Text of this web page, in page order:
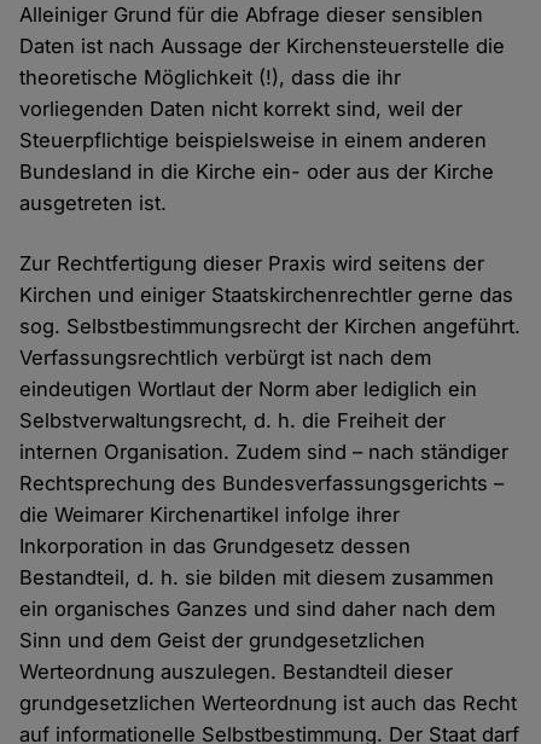
Alleiniger Grund für die Abfrage dieser sensiblen
Daten ist nach Aussage der Kirchensteuerstelle die
theoretische Möglichkeit (!), dass die ihr
vorliegenden Daten nicht korrekt sind, weil der
Steuerpflichtige beispielsweise in einem anderen
Bundesland in die Kirche ein- oder aus der Kirche
ausgetreten ist.
Zur Rechtfertigung dieser Praxis wird seitens der
Kirchen und einiger Staatskirchenrechtler gerne das
sog. Selbstbestimmungsrecht der Kirchen angeführt.
Verfassungsrechtlich verbürgt ist nach dem
eindeutigen Wortlaut der Norm aber lediglich ein
Selbstverwaltungsrecht, d. h. die Freiheit der
internen Organisation. Zudem sind – nach ständiger
Rechtsprechung des Bundesverfassungsgerichts –
die Weimarer Kirchenartikel infolge ihrer
Inkorporation in das Grundgesetz dessen
Bestandteil, d. h. sie bilden mit diesem zusammen
ein organisches Ganzes und sind daher nach dem
Sinn und dem Geist der grundgesetzlichen
Werteordnung auszulegen. Bestandteil dieser
grundgesetzlichen Werteordnung ist auch das Recht
auf informationelle Selbstbestimmung. Der Staat darf